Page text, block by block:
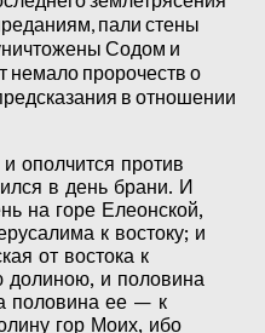
пали стены
Содом и
немало пророчеств о
в отношении
ополчится против
в день брани. И
на горе Елеонской,
к востоку; и
от востока к
долиною, и половина
половина ее — к
гор Моих, ибо